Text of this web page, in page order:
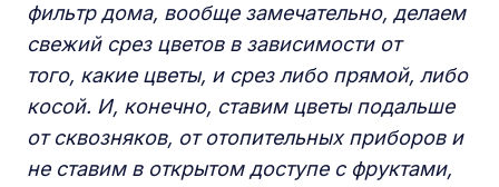
фильтр дома, вообще замечательно, делаем
свежий срез цветов в зависимости от
того, какие цветы, и срез либо прямой, либо
косой. И, конечно, ставим цветы подальше
от сквозняков, от отопительных приборов и
не ставим в открытом доступе с фруктами,